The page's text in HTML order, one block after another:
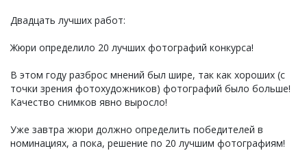
Двадцать лучших работ:
Жюри определило 20 лучших фотографий конкурса!
В этом году разброс мнений был шире, так как хороших (с
точки зрения фотохудожников) фотографий было больше!
Качество снимков явно выросло!
Уже завтра жюри должно определить победителей в
номинациях, а пока, решение по 20 лучшим фотографиям!